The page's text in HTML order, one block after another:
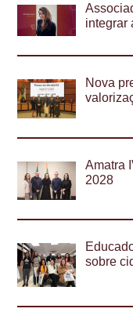
integrar
Nova
Amatra
2028
sobre